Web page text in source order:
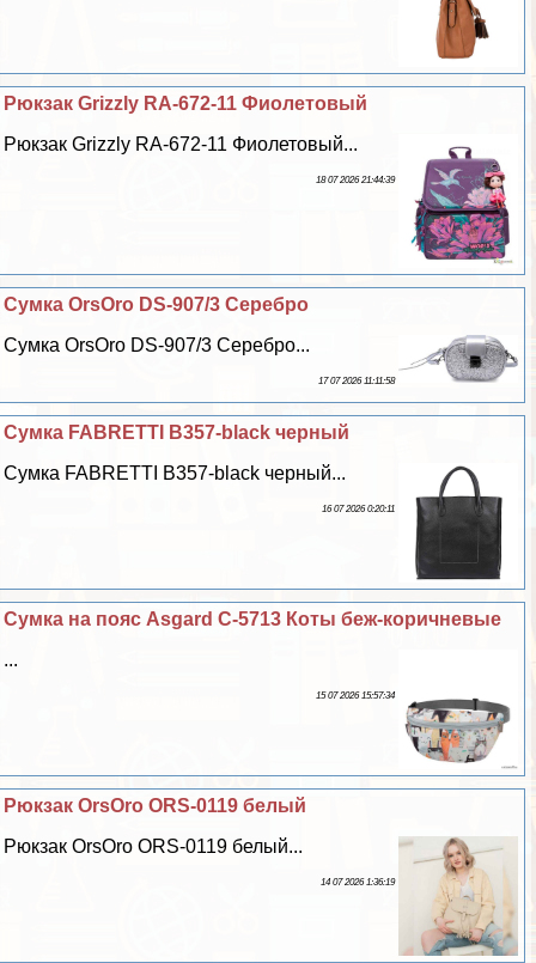
Рюкзак Grizzly RA-672-11 Фиолетовый
Рюкзак Grizzly RA-672-11 Фиолетовый...
18 07 2026 21:44:39
Сумка OrsOro DS-907/3 Серебро
Сумка OrsOro DS-907/3 Серебро...
17 07 2026 11:11:58
Сумка FABRETTI B357-black черный
Сумка FABRETTI B357-black черный...
16 07 2026 0:20:11
Сумка на пояс Asgard С-5713 Коты беж-коричневые
...
15 07 2026 15:57:34
Рюкзак OrsOro ORS-0119 белый
Рюкзак OrsOro ORS-0119 белый...
14 07 2026 1:36:19